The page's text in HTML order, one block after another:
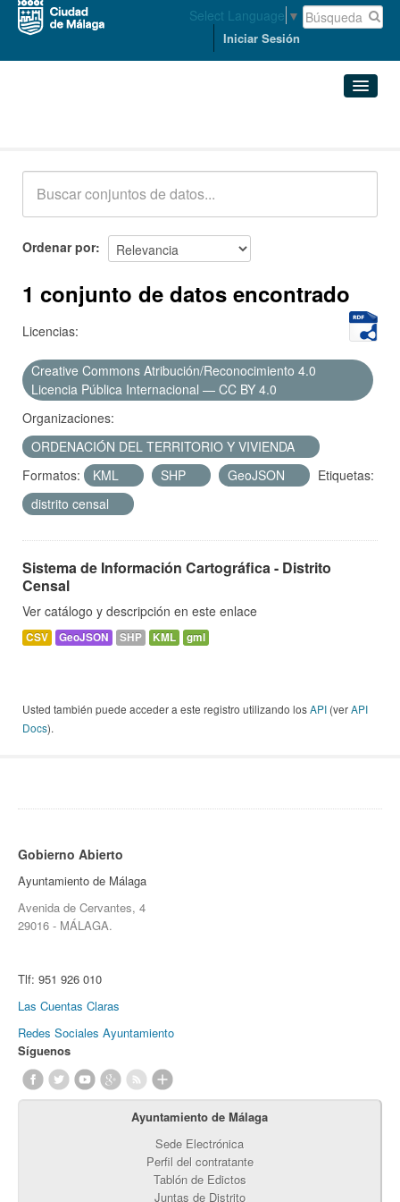
Select Language ▼
Iniciar Sesión
Acerca de
Ordenar por
1 conjunto de datos encontrado
Licencias:
Creative Commons Atribución/Reconocimiento 4.0
Licencia Pública Internacional — CC BY 4.0
Organizaciones:
ORDENACIÓN DEL TERRITORIO Y VIVIENDA
Formatos:
KML SHP GeoJSON
Etiquetas:
distrito censal
Sistema de Información Cartográfica - Distrito
Censal
Ver catálogo y descripción en este enlace
CSV GeoJSON SHP KML gml
Usted también puede acceder a este registro utilizando losAPI (verAPI
Docs).
Gobierno Abierto
Ayuntamiento de Málaga
Avenida de Cervantes, 4
29016 - MÁLAGA.
Tlf: 951 926 010
Las Cuentas Claras
Redes Sociales Ayuntamiento
Síguenos
Ayuntamiento de Málaga
Sede Electrónica
Perfil del contratante
Tablón de Edictos
Juntas de Distrito